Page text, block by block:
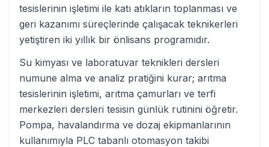
tesislerinin işletimi ile katı atıkların toplanması ve
geri kazanımı süreçlerinde çalışacak teknikerleri
yetiştiren iki yıllık bir önlisans programıdır.
Su kimyası ve laboratuvar teknikleri dersleri
numune alma ve analiz pratiğini kurar; arıtma
tesislerinin işletimi, arıtma çamurları ve terfi
merkezleri dersleri tesisin günlük rutinini öğretir.
Pompa, havalandırma ve dozaj ekipmanlarının
kullanımıyla PLC tabanlı otomasyon takibi